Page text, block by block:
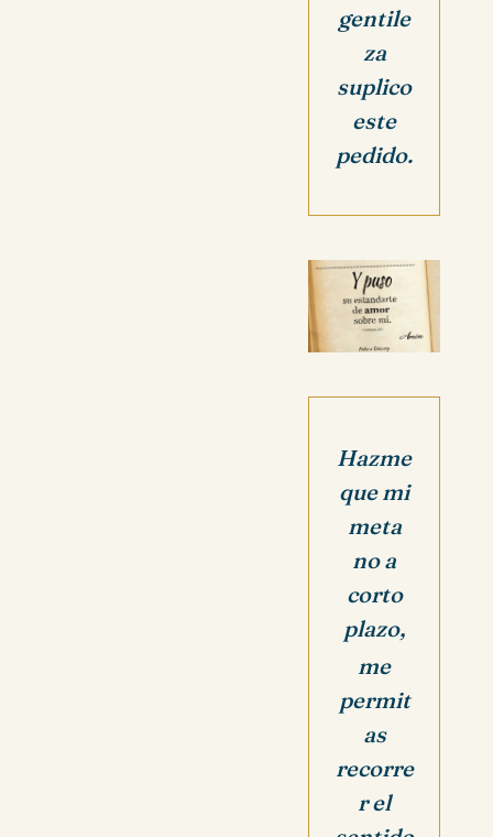
gentile
za
suplico
este
pedido.
Hazme
que mi
meta
no a
corto
plazo,
me
permit
as
recorre
r el